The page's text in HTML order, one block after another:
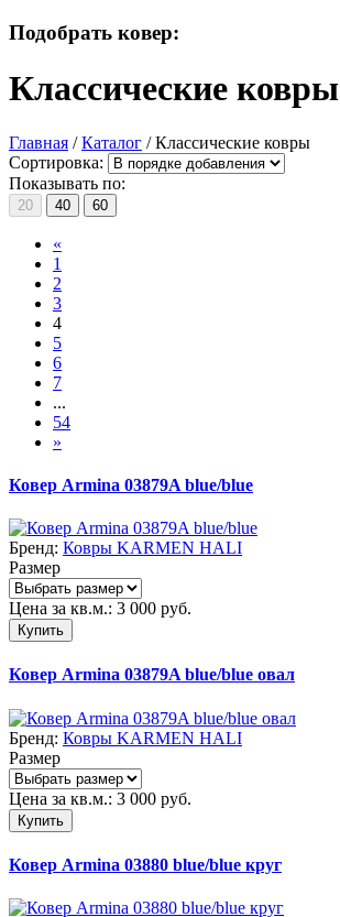
Подобрать ковер:
Классические ковры
Главная / Каталог / Классические ковры
Сортировка:
Показывать по:
20 40 60
«
1
2
3
4
5
6
7
...
54
»
Ковер Armina 03879A blue/blue
Бренд: Ковры KARMEN HALI
Размер
Цена за кв.м.: 3 000 руб.
Купить
Ковер Armina 03879A blue/blue овал
Бренд: Ковры KARMEN HALI
Размер
Цена за кв.м.: 3 000 руб.
Купить
Ковер Armina 03880 blue/blue круг